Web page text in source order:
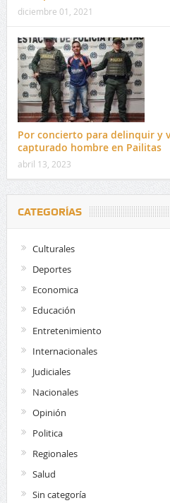
diciembre 01, 2021
Por concierto para delinquir y
capturado hombre en Pailitas
abril 13, 2023
CATEGORÍAS
Culturales
Deportes
Economica
Educación
Entretenimiento
Internacionales
Judiciales
Nacionales
Opinión
Politica
Regionales
Salud
Sin categoría